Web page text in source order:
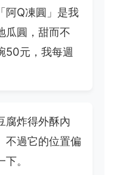
阿Q凍圓」是我
瓜圓，甜而不
50元，我每週
腐炸得外酥內
不過它的位置偏
。